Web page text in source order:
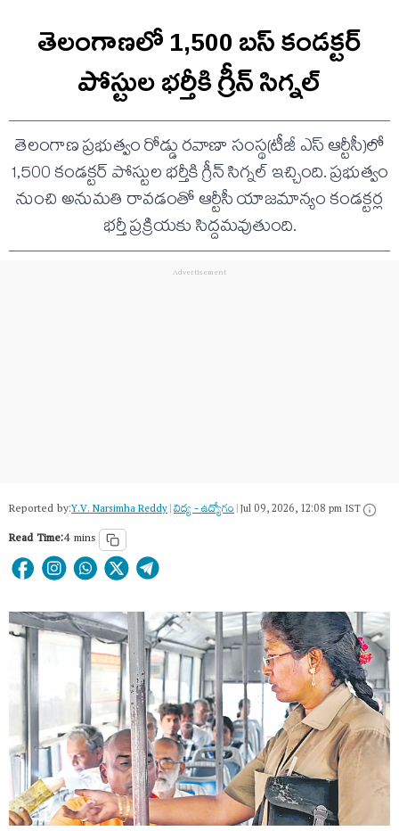
తెలంగాణలో 1,500 బస్ కండక్టర్
పోస్టుల భర్తీకి గ్రీన్ సిగ్నల్
తెలంగాణ ప్రభుత్వం రోడ్డు రవాణా సంస్థ(టీజీ ఎస్ ఆర్టీసీ)లో
1,500 కండక్టర్ పోస్టుల భర్తీకి గ్రీన్ సిగ్నల్ ఇచ్చింది. ప్రభుత్వం
నుంచి అనుమతి రావడంతో ఆర్టీసీ యాజమాన్యం కండక్టర్ల
భర్తీ ప్రక్రియకు సిద్దమవుతుంది.
Reported by:Y.V. Narsimha Reddy|విద్య - ఉద్యోగం|Jul 09, 2026, 12:08 pm IST
Read Time:4 mins